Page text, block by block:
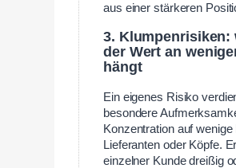
aus einer stärkeren
3. Klumpenrisiken:
der Wert an
hängt
Ein eigenes Risiko
besondere
Konzentration auf wenige
Lieferanten oder Köpfe.
einzelner Kunde dreißig